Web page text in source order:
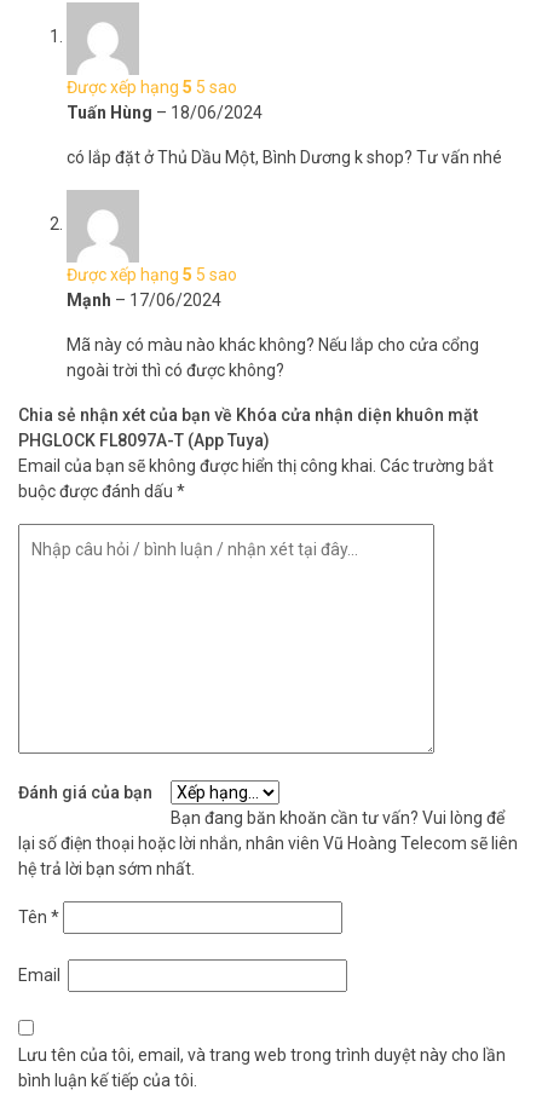
Được xếp hạng 5 5 sao
Tuấn Hùng – 18/06/2024
có lắp đặt ở Thủ Dầu Một, Bình Dương k shop? Tư vấn nhé
Được xếp hạng 5 5 sao
Mạnh – 17/06/2024
Mã này có màu nào khác không? Nếu lắp cho cửa cổng
ngoài trời thì có được không?
Chia sẻ nhận xét của bạn về Khóa cửa nhận diện khuôn mặt
PHGLOCK FL8097A-T (App Tuya)
Email của bạn sẽ không được hiển thị công khai. Các trường bắt
buộc được đánh dấu *
Đánh giá của bạn
Bạn đang băn khoăn cần tư vấn? Vui lòng để
lại số điện thoại hoặc lời nhắn, nhân viên Vũ Hoàng Telecom sẽ liên
hệ trả lời bạn sớm nhất.
Tên *
Email
Lưu tên của tôi, email, và trang web trong trình duyệt này cho lần
bình luận kế tiếp của tôi.